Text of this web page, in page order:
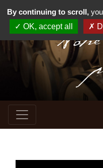
By continuing to scroll,
OK, accept all